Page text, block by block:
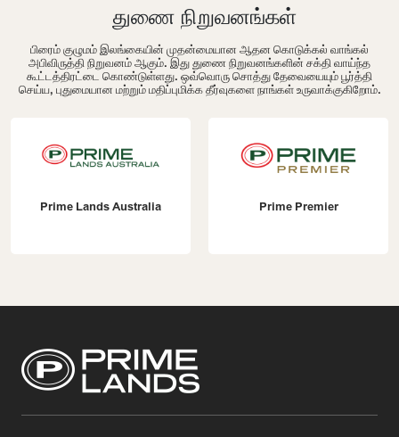
துணை நிறுவனங்கள்
பிரைம் குழுமம் இலங்கையின் முதன்மையான ஆதன கொடுக்கல் வாங்கல்
அபிவிருத்தி நிறுவனம் ஆகும். இது துணை நிறுவனங்களின் சக்தி வாய்ந்த
கூட்டத்திரட்டை கொண்டுள்ளது. ஒவ்வொரு சொத்து தேவையையும் பூர்த்தி
செய்ய, புதுமையான மற்றும் மதிப்புமிக்க தீர்வுகளை நாங்கள் உருவாக்குகிறோம்.
Prime Lands Australia Prime Premier